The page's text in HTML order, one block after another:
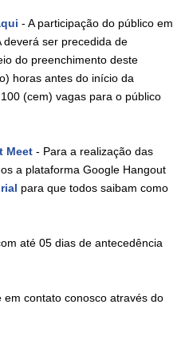
- A participação do público em
deverá ser precedida de
do preenchimento deste
horas antes do início da
(cem) vagas para o público
Meet - Para a realização das
a plataforma Google Hangout
para que todos saibam como
até 05 dias de antecedência
contato conosco através do